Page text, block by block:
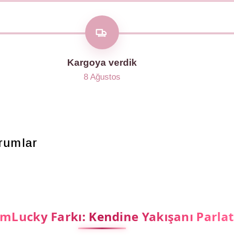
Kargoya verdik
8 Ağustos
Farkı: Kendine Yakışanı Parlat